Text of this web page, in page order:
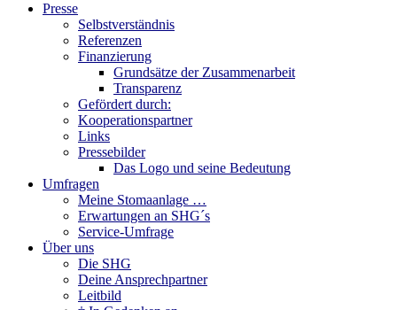
Presse
Selbstverständnis
Referenzen
Finanzierung
Grundsätze der Zusammenarbeit
Transparenz
Gefördert durch:
Kooperationspartner
Links
Pressebilder
Das Logo und seine Bedeutung
Umfragen
Meine Stomaanlage …
Erwartungen an SHG´s
Service-Umfrage
Über uns
Die SHG
Deine Ansprechpartner
Leitbild